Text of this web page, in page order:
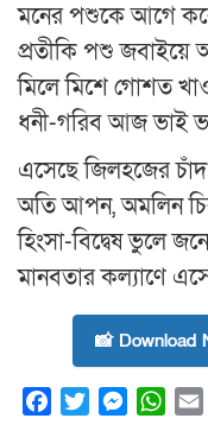
মনের পশুকে আগে
প্রতীকি পশু জবাইয়ে
মিলে মিশে গোশত
ধনী-গরিব আজ ভাই
এসেছে জিলহজের
অতি আপন, অমলিন
হিংসা-বিদ্বেষ ভুলে
মানবতার কল্যাণে
📸 Download
FacebookTwitter